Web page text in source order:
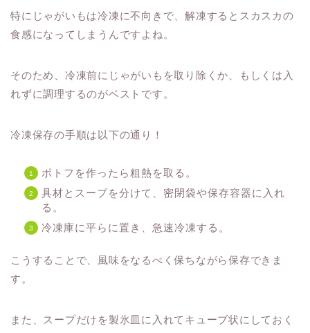
特にじゃがいもは冷凍に不向きで、解凍するとスカスカの
食感になってしまうんですよね。
そのため、冷凍前にじゃがいもを取り除くか、もしくは入
れずに調理するのがベストです。
冷凍保存の手順は以下の通り！
ポトフを作ったら粗熱を取る。
具材とスープを分けて、密閉袋や保存容器に入れ
る。
冷凍庫に平らに置き、急速冷凍する。
こうすることで、風味をなるべく保ちながら保存できま
す。
また、スープだけを製氷皿に入れてキューブ状にしておく